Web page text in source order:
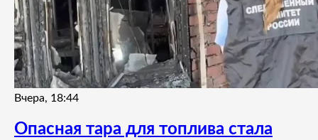
Вчера, 18:44
Опасная тара для топлива стала